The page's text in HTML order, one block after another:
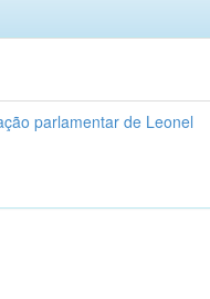
parlamentar de Leonel